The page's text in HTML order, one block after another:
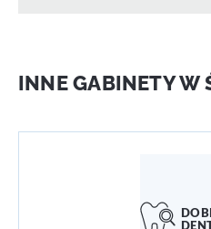
INNE GABINETY W